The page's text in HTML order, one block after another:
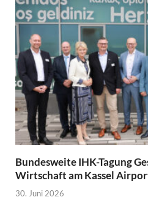
Bundesweite IHK-Tagung
Wirtschaft am Kassel
30. Juni 2026